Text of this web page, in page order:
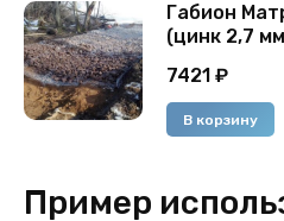
Габион
(цинк 2,7
7421 ₽
В корзину
Пример